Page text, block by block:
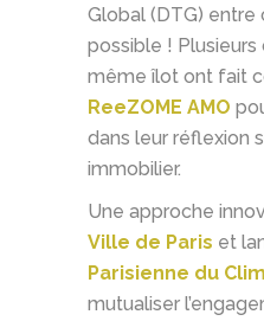
Global (DTG) entre
possible ! Plusieurs
même îlot ont fait
ReeZOME AMO
dans leur réflexion
immobilier.
Une approche
Ville de Paris et
Parisienne du
mutualiser